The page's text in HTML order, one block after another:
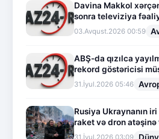
Davina Makkol
sonra televiziya
03.Avqust.2026 00:59
ABŞ-da qızılca
rekord göstəricisi
31.İyul.2026 05:46
Rusiya Ukraynanın
raket və dron atəşinə